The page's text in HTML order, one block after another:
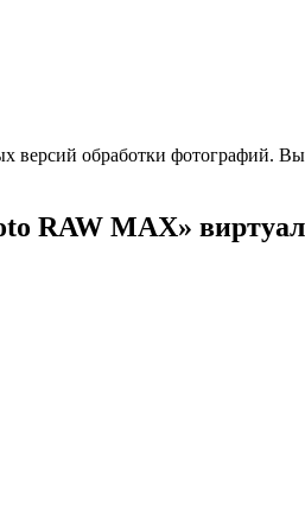
версий обработки фотографий.
RAW MAX»